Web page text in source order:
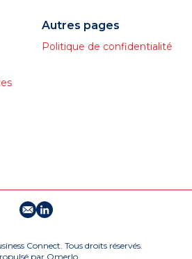
Autres pages
Politique de confidentialité
E-mailProfil LinkedIn
Connect. Tous droits réservés.
par Omerlo.